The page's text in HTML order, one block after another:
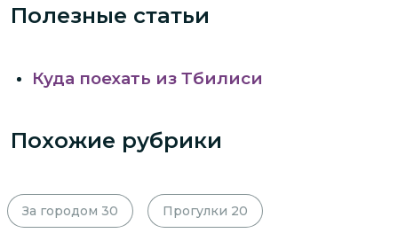
Полезные статьи
Куда поехать из Тбилиси
Похожие рубрики
За городом 30 Прогулки 20